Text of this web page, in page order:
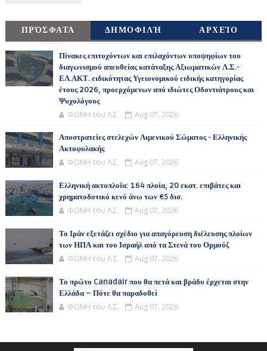
ΠΡΌΣΦΑΤΑ ΔΗΜΟΦΙΛΉ ΑΡΧΕΊΟ
Πίνακες επιτυχόντων και επιλαχόντων υποψηφίων του
διαγωνισμού απευθείας κατάταξης Αξιωματικών Λ.Σ.-
ΕΛ.ΑΚΤ. ειδικότητας Υγειονομικού ειδικής κατηγορίας
έτους 2026, προερχόμενων από ιδιώτες Οδοντιάτρους και
Ψυχολόγους
ΦΩΝΗ του Λ.Σ. Aug 07, 2026
Αποστρατείες στελεχών Λιμενικού Σώματος - Ελληνικής
Ακτοφυλακής
ΦΩΝΗ του Λ.Σ. Aug 07, 2026
Ελληνική ακτοπλοΐα: 164 πλοία, 20 εκατ. επιβάτες και
χρηματοδοτικό κενό άνω των €5 δισ.
ΦΩΝΗ του Λ.Σ. Aug 07, 2026
Το Ιράν εξετάζει σχέδιο για απαγόρευση διέλευσης πλοίων
των ΗΠΑ και του Ισραήλ από τα Στενά του Ορμούζ
ΦΩΝΗ του Λ.Σ. Aug 07, 2026
Το πρώτο Canadair που θα πετά και βράδυ έρχεται στην
Ελλάδα – Πότε θα παραδοθεί
ΦΩΝΗ του Λ.Σ. Aug 07, 2026